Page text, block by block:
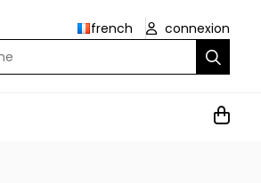
french
connexion